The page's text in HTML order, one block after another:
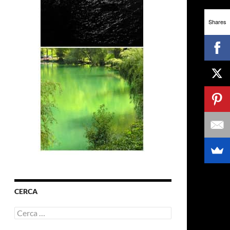
CERCA
Ricerca
per:
Shares